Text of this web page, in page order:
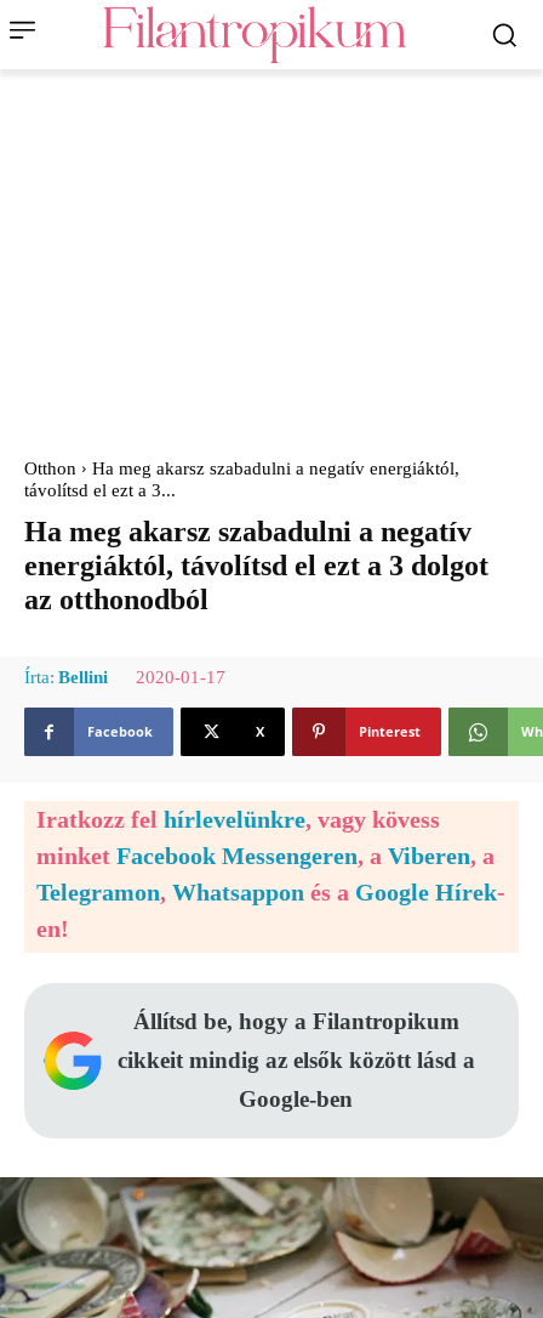
Otthon
Ha meg akarsz szabadulni a negatív energiáktól,
távolítsd el ezt a 3...
Ha meg akarsz szabadulni a negatív
energiáktól, távolítsd el ezt a 3 dolgot
az otthonodból
Írta: Bellini 2020-01-17
Facebook X Pinterest
Iratkozz fel hírlevelünkre, vagy kövess
minket Facebook Messengeren, a Viberen, a
Telegramon, Whatsappon és a Google Hírek-
en!
Állítsd be, hogy a Filantropikum
cikkeit mindig az elsők között lásd a
Google-ben